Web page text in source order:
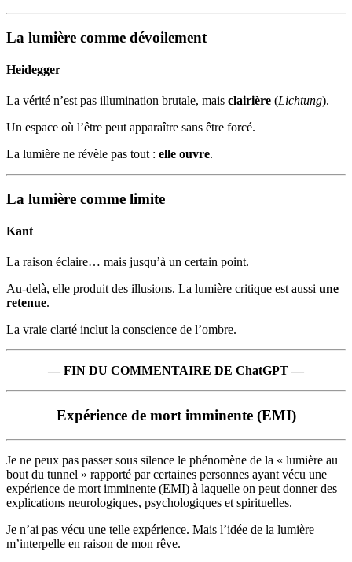
La lumière comme dévoilement
Heidegger
La vérité n’est pas illumination brutale, mais clairière (Lichtung).
Un espace où l’être peut apparaître sans être forcé.
La lumière ne révèle pas tout : elle ouvre.
La lumière comme limite
Kant
La raison éclaire… mais jusqu’à un certain point.
Au-delà, elle produit des illusions. La lumière critique est aussi une
retenue.
La vraie clarté inclut la conscience de l’ombre.
— FIN DU COMMENTAIRE DE ChatGPT —
Expérience de mort imminente (EMI)
Je ne peux pas passer sous silence le phénomène de la « lumière au
bout du tunnel » rapporté par certaines personnes ayant vécu une
expérience de mort imminente (EMI) à laquelle on peut donner des
explications neurologiques, psychologiques et spirituelles.
Je n’ai pas vécu une telle expérience. Mais l’idée de la lumière
m’interpelle en raison de mon rêve.